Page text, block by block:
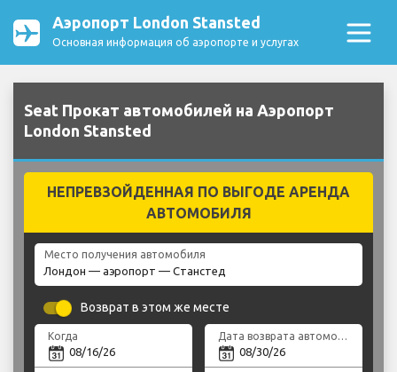
Аэропорт London Stansted
Основная информация об аэропорте и услугах
Seat Прокат автомобилей на Аэропорт
London Stansted
НЕПРЕВЗОЙДЕННАЯ ПО ВЫГОДЕ АРЕНДА
АВТОМОБИЛЯ
Место получения автомобиля
Возврат в этом же месте
Когда Дата возврата автомобиля